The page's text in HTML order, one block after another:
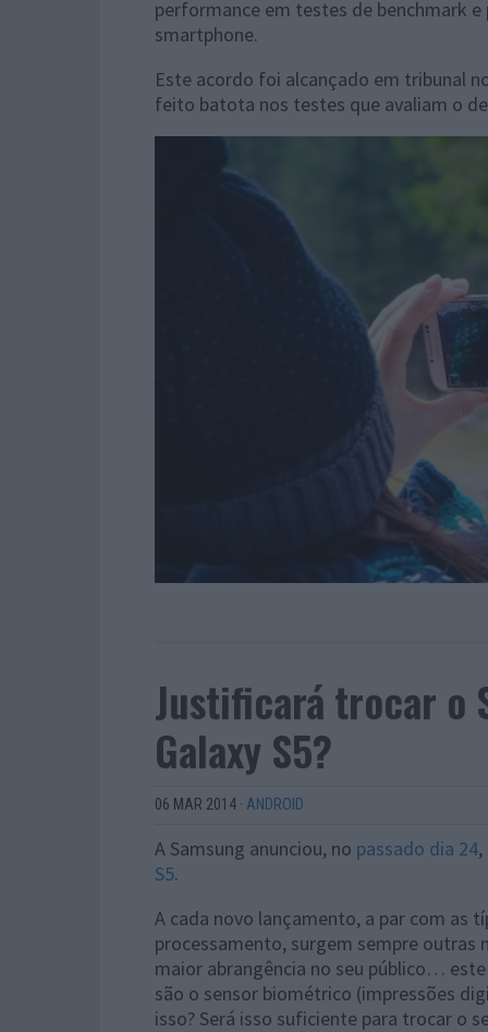
performance em testes de benchmark
smartphone.
Este acordo foi alcançado em tribunal
feito batota nos testes que avaliam o
Justificará trocar o
Galaxy S5?
06 MAR 2014 · ANDROID
A Samsung anunciou, no passado dia 24
S5.
A cada novo lançamento, a par com as
processamento, surgem sempre outras
maior abrangência no seu público…
são o sensor biométrico (impressões
isso? Será isso suficiente para trocar o